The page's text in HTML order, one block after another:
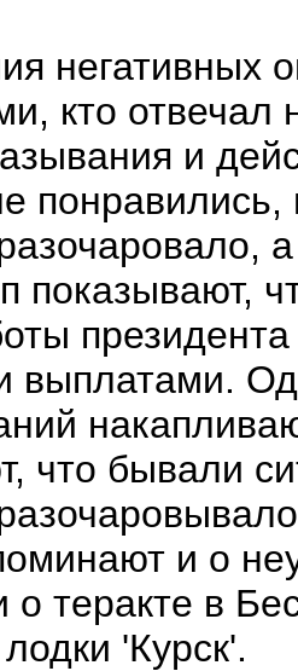
негативных
кто отвечал
и
понравились,
показывают,
выплатами.
что бывали
и о
о теракте в
'Курск'.